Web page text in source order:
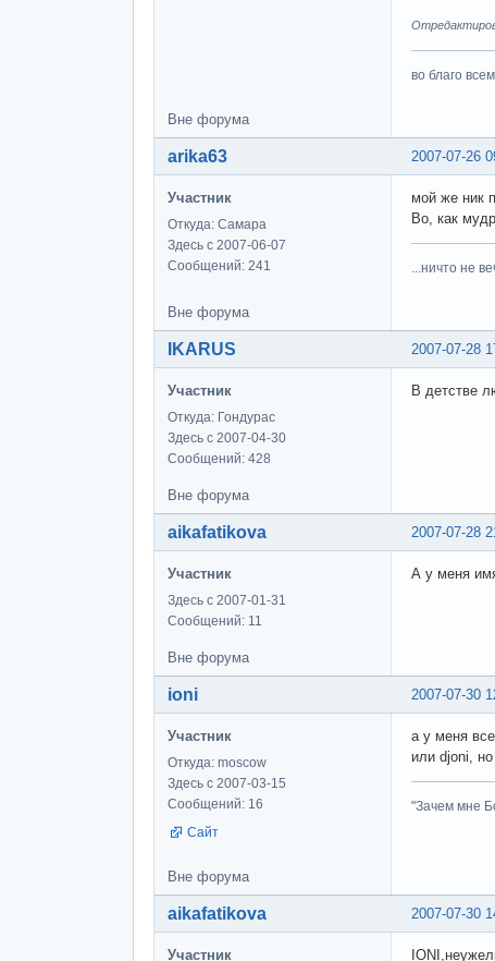
во благо
Вне форума
2007-07-26
arika63
Участник
Откуда: Самара
Здесь с 2007-06-07
Сообщений: 241
мой же ник
Во, как
...ничто не
Вне форума
2007-07-28
IKARUS
Участник
Откуда: Гондурас
Здесь с 2007-04-30
Сообщений: 428
В детстве
Вне форума
2007-07-28
aikafatikova
Участник
Здесь с 2007-01-31
Сообщений: 11
А у меня
Вне форума
2007-07-30
ioni
Участник
Откуда: moscow
Здесь с 2007-03-15
Сообщений: 16
Сайт
а у меня
или djoni,
"Зачем мне
Вне форума
2007-07-30
aikafatikova
Участник